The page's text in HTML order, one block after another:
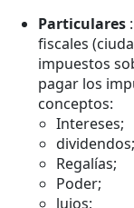
Particulares
fiscales
impuestos
pagar los
conceptos:
Intereses;
dividendos;
Regalías;
Poder;
lujos;